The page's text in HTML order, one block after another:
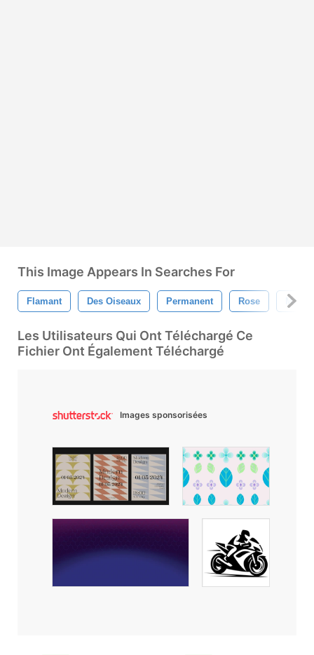
This Image Appears In Searches For
Flamant Des Oiseaux Permanent Rose
Les Utilisateurs Qui Ont Téléchargé Ce
Fichier Ont Également Téléchargé
Images sponsorisées